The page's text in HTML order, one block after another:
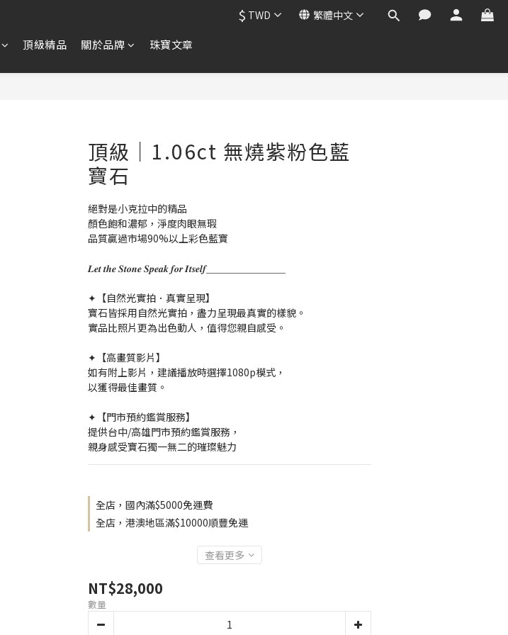
$ TWD 繁體中文
頂級精品 關於品牌 珠寶文章
頂級｜1.06ct 無燒紫粉色藍
寶石
絕對是小克拉中的精品
顏色飽和濃郁，淨度肉眼無瑕
品質贏過市場90%以上彩色藍寶
𝑳𝒆𝒕 𝒕𝒉𝒆 𝑺𝒕𝒐𝒏𝒆 𝑺𝒑𝒆𝒂𝒌 𝒇𝒐𝒓 𝑰𝒕𝒔𝒆𝒍𝒇＿＿＿＿＿＿＿＿
✦【自然光實拍．真實呈現】
寶石皆採用自然光實拍，盡力呈現最真實的樣貌。
實品比照片更為出色動人，值得您親自感受。
✦【高畫質影片】
如有附上影片，建議播放時選擇1080p模式，
以獲得最佳畫質。
✦【門市預約鑑賞服務】
提供台中/高雄門市預約鑑賞服務，
親身感受寶石獨一無二的璀璨魅力
全店，國內滿$5000免運費
全店，港澳地區滿$10000順豐免運
查看更多
NT$28,000
數量